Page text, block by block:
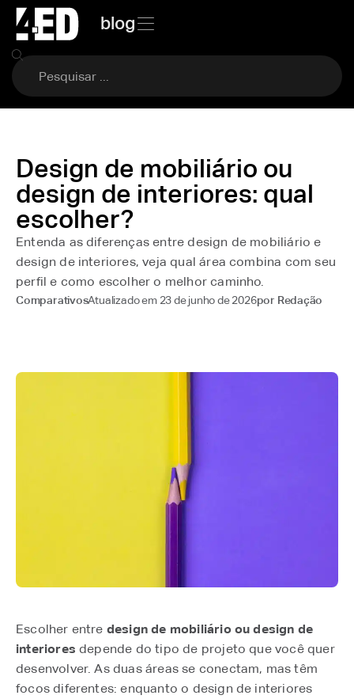
blog
Design de mobiliário ou
design de interiores: qual
escolher?
Entenda as diferenças entre design de mobiliário e
design de interiores, veja qual área combina com seu
perfil e como escolher o melhor caminho.
ComparativosAtualizado em 23 de junho de 2026por Redação
Escolher entre design de mobiliário ou design de
interiores depende do tipo de projeto que você quer
desenvolver. As duas áreas se conectam, mas têm
focos diferentes: enquanto o design de interiores